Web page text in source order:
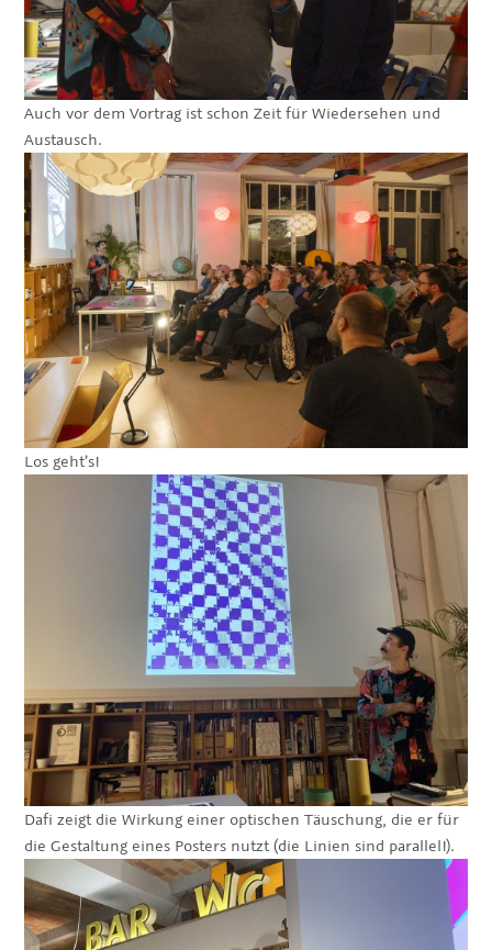
Auch vor dem Vortrag ist schon Zeit für Wiedersehen und
Austausch.
Los geht’s!
Dafi zeigt die Wirkung einer optischen Täuschung, die er für
die Gestaltung eines Posters nutzt (die Linien sind parallel!).